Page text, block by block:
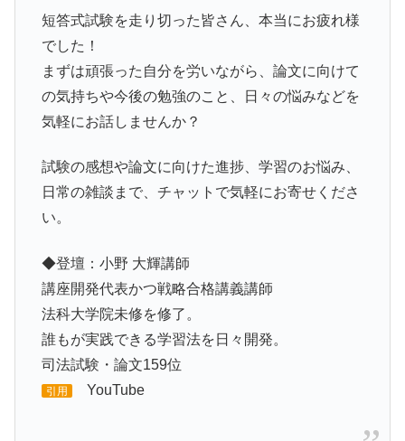
短答式試験を走り切った皆さん、本当にお疲れ様
でした！
まずは頑張った自分を労いながら、論文に向けて
の気持ちや今後の勉強のこと、日々の悩みなどを
気軽にお話しませんか？
試験の感想や論文に向けた進捗、学習のお悩み、
日常の雑談まで、チャットで気軽にお寄せくださ
い。
◆登壇：小野 大輝講師
講座開発代表かつ戦略合格講義講師
法科大学院未修を修了。
誰もが実践できる学習法を日々開発。
司法試験・論文159位
引用 YouTube